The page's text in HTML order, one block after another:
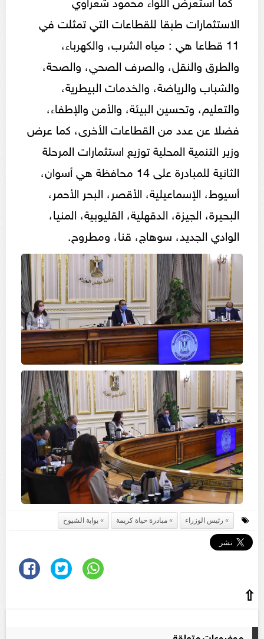
الاستثمارات طبقا للقطاعات التي تمثلت في
11 قطاعا هي : مياه الشرب، والكهرباء،
والطرق والنقل، والصرف الصحي، والصحة،
والشباب والرياضة، والخدمات البيطرية،
والتعليم، وتحسين البيئة، والأمن والإطفاء،
فضلا عن عدد من القطاعات الأخرى، كما عرض
وزير التنمية المحلية توزيع استثمارات المرحلة
الثانية للمبادرة على 14 محافظة هي أسوان،
أسيوط، الإسماعيلية، الأقصر، البحر الأحمر،
البحيرة، الجيزة، الدقهلية، القليوبية، المنيا،
الوادي الجديد، سوهاج، قنا، ومطروح.
رئيس الوزراء مبادرة حياة كريمة بوابة الشيوخ
⇧